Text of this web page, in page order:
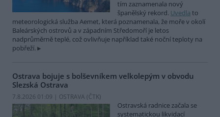
tím zaznamenala nový
španělský rekord. Uvedla to
meteorologická služba Aemet, která poznamenala, že moře v okolí
Baleárských ostrovů a v západním Středomoří je letos
nadprůměrně teplé, což ovlivňuje například také noční teploty na
pobřeží.
Ostrava bojuje s bolševníkem velkolepým v obvodu
Slezská Ostrava
7.8.2026 01:09 | OSTRAVA (ČTK)
Ostravská radnice začala se
systematickou likvidací